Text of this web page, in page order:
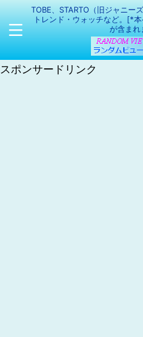
TOBE、STARTO（旧ジャニー
トレンド・ウォッチなど。[*
が含まれ
スポンサードリンク